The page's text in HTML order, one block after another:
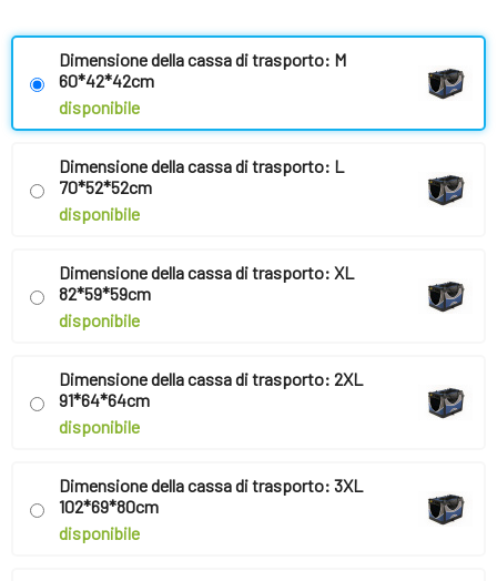
Dimensione della cassa di trasporto: M
60*42*42cm
disponibile
Dimensione della cassa di trasporto: L
70*52*52cm
disponibile
Dimensione della cassa di trasporto: XL
82*59*59cm
disponibile
Dimensione della cassa di trasporto: 2XL
91*64*64cm
disponibile
Dimensione della cassa di trasporto: 3XL
102*69*80cm
disponibile